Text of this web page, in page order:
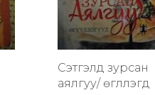
Сэтгэлд зурсан
аялгуу/ өгүүллэгүүд